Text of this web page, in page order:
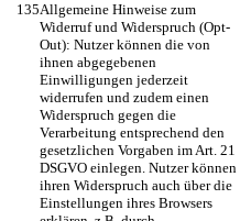
Allgemeine Hinweise zum
Widerruf und Widerspruch (Opt-
Out): Nutzer können die von
ihnen abgegebenen
Einwilligungen jederzeit
widerrufen und zudem einen
Widerspruch gegen die
Verarbeitung entsprechend den
gesetzlichen Vorgaben im Art. 21
DSGVO einlegen. Nutzer können
ihren Widerspruch auch über die
Einstellungen ihres Browsers